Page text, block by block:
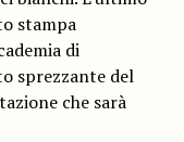
stampa
di
sprezzante del
che sarà